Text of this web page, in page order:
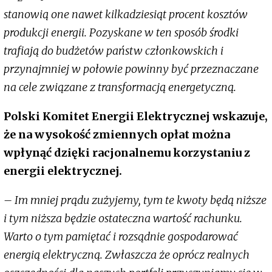
stanowią one nawet kilkadziesiąt procent kosztów
produkcji energii. Pozyskane w ten sposób środki
trafiają do budżetów państw członkowskich i
przynajmniej w połowie powinny być przeznaczane
na cele związane z transformacją energetyczną.
Polski Komitet Energii Elektrycznej wskazuje,
że na wysokość zmiennych opłat można
wpłynąć dzięki racjonalnemu korzystaniu z
energii elektrycznej.
– Im mniej prądu zużyjemy, tym te kwoty będą niższe
i tym niższa będzie ostateczna wartość rachunku.
Warto o tym pamiętać i rozsądnie gospodarować
energią elektryczną. Zwłaszcza że oprócz realnych